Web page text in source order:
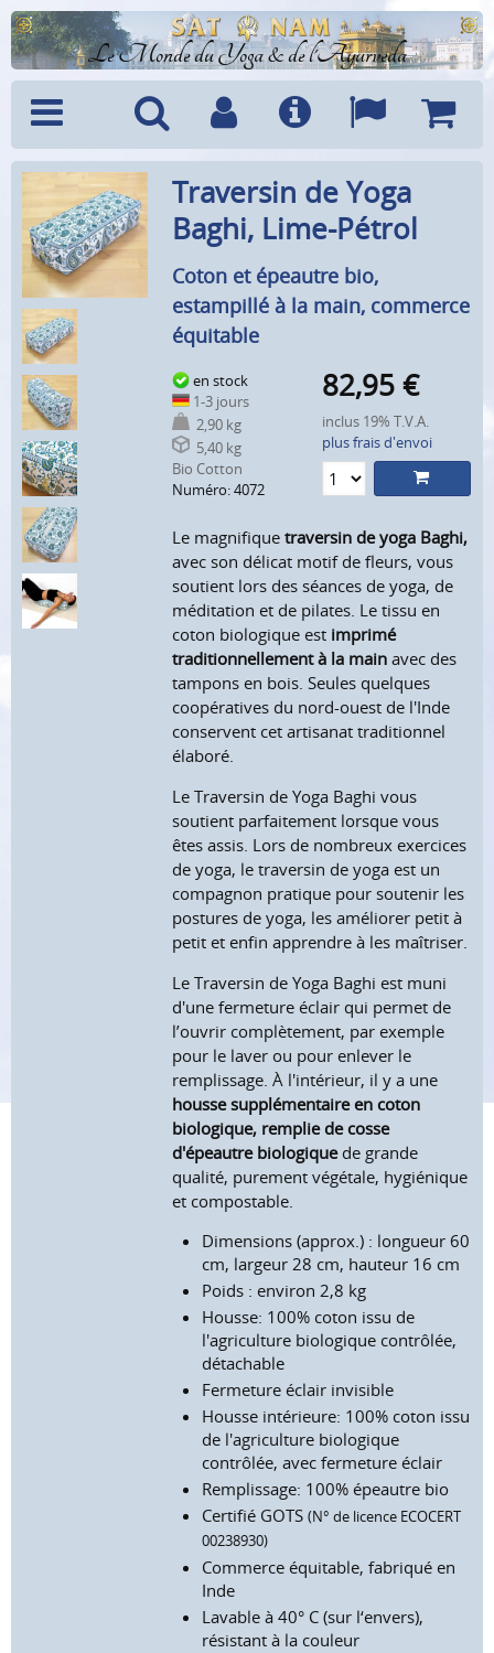
Le Monde du Yoga & de l'Ayurveda
Recherche
CompteInfo LanguesPanier
Traversin de Yoga
Baghi, Lime-Pétrol
Coton et épeautre bio,
estampillé à la main, commerce
équitable
en stock
1-3 jours
2,90 kg
5,40 kg
Bio Cotton
Numéro: 4072
82,95 €
inclus 19% T.V.A.
plus frais d'envoi
Le magnifique traversin de yoga Baghi,
avec son délicat motif de fleurs, vous
soutient lors des séances de yoga, de
méditation et de pilates. Le tissu en
coton biologique est imprimé
traditionnellement à la main avec des
tampons en bois. Seules quelques
coopératives du nord-ouest de l'Inde
conservent cet artisanat traditionnel
élaboré.
Le Traversin de Yoga Baghi vous
soutient parfaitement lorsque vous
êtes assis. Lors de nombreux exercices
de yoga, le traversin de yoga est un
compagnon pratique pour soutenir les
postures de yoga, les améliorer petit à
petit et enfin apprendre à les maîtriser.
Le Traversin de Yoga Baghi est muni
d'une fermeture éclair qui permet de
l’ouvrir complètement, par exemple
pour le laver ou pour enlever le
remplissage. À l'intérieur, il y a une
housse supplémentaire en coton
biologique, remplie de cosse
d'épeautre biologiquede grande
qualité, purement végétale, hygiénique
et compostable.
Dimensions (approx.) : longueur 60
cm, largeur 28 cm, hauteur 16 cm
Poids : environ 2,8 kg
Housse: 100% coton issu de
l'agriculture biologique contrôlée,
détachable
Fermeture éclair invisible
Housse intérieure: 100% coton issu
de l'agriculture biologique
contrôlée, avec fermeture éclair
Remplissage: 100% épeautre bio
Certifié GOTS(N° de licence ECOCERT
00238930)
Commerce équitable, fabriqué en
Inde
Lavable à 40° C (sur l‘envers),
résistant à la couleur